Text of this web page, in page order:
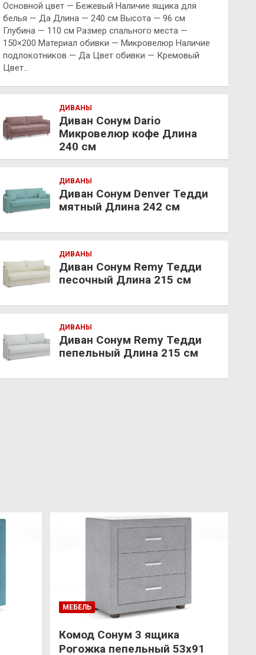
Основной цвет — Бежевый Наличие ящика для
белья — Да Длина — 240 см Высота — 96 см
Глубина — 110 см Размер спального места —
150×200 Материал обивки — Микровелюр Наличие
подлокотников — Да Цвет обивки — Кремовый
Цвет…
ДИВАНЫ
Диван Сонум Dario
Микровелюр кофе Длина
240 см
ДИВАНЫ
Диван Сонум Denver Тедди
мятный Длина 242 см
ДИВАНЫ
Диван Сонум Remy Тедди
песочный Длина 215 см
ДИВАНЫ
Диван Сонум Remy Тедди
пепельный Длина 215 см
МЕБЕЛЬ
Комод Сонум 3 ящика
Рогожка пепельный 53х91